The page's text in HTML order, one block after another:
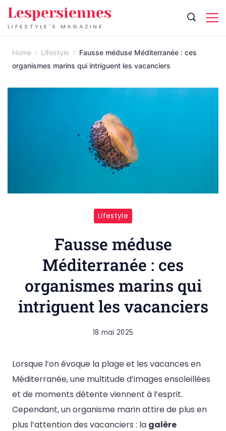
Skip
toLIFESTYLE'S MAGAZINE
Lespersiennes
Home Lifestyle
Fausse méduse Méditerranée : ces
organismes marins qui intriguent les vacanciers
Lifestyle
Fausse méduse
Méditerranée : ces
organismes marins qui
intriguent les vacanciers
18 mai 2025
Lorsque l’on évoque la plage et les vacances en
Méditerranée, une multitude d’images ensoleillées
et de moments détente viennent à l’esprit.
Cependant, un organisme marin attire de plus en
plus l’attention des vacanciers : la galère